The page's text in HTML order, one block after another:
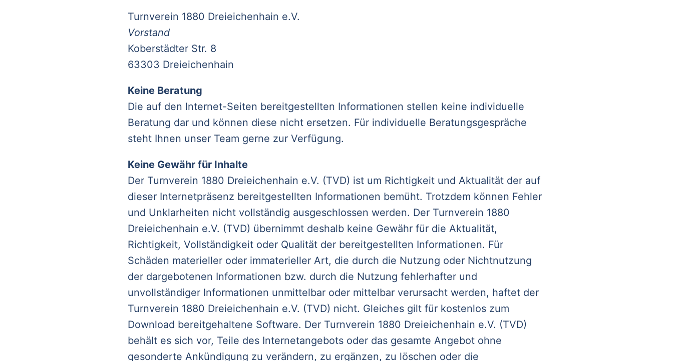
Turnverein 1880 Dreieichenhain e.V.
Vorstand
Koberstädter Str. 8
63303 Dreieichenhain
Keine Beratung
Die auf den Internet-Seiten bereitgestellten Informationen stellen keine individuelle
Beratung dar und können diese nicht ersetzen. Für individuelle Beratungsgespräche
steht Ihnen unser Team gerne zur Verfügung.
Keine Gewähr für Inhalte
Der Turnverein 1880 Dreieichenhain e.V. (TVD) ist um Richtigkeit und Aktualität der auf
dieser Internetpräsenz bereitgestellten Informationen bemüht. Trotzdem können Fehler
und Unklarheiten nicht vollständig ausgeschlossen werden. Der Turnverein 1880
Dreieichenhain e.V. (TVD) übernimmt deshalb keine Gewähr für die Aktualität,
Richtigkeit, Vollständigkeit oder Qualität der bereitgestellten Informationen. Für
Schäden materieller oder immaterieller Art, die durch die Nutzung oder Nichtnutzung
der dargebotenen Informationen bzw. durch die Nutzung fehlerhafter und
unvollständiger Informationen unmittelbar oder mittelbar verursacht werden, haftet der
Turnverein 1880 Dreieichenhain e.V. (TVD) nicht. Gleiches gilt für kostenlos zum
Download bereitgehaltene Software. Der Turnverein 1880 Dreieichenhain e.V. (TVD)
behält es sich vor, Teile des Internetangebots oder das gesamte Angebot ohne
gesonderte Ankündigung zu verändern, zu ergänzen, zu löschen oder die